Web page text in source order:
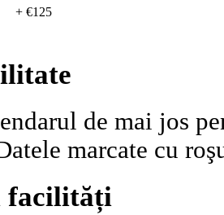
+ €125
de mai jos
marcate cu
facilități